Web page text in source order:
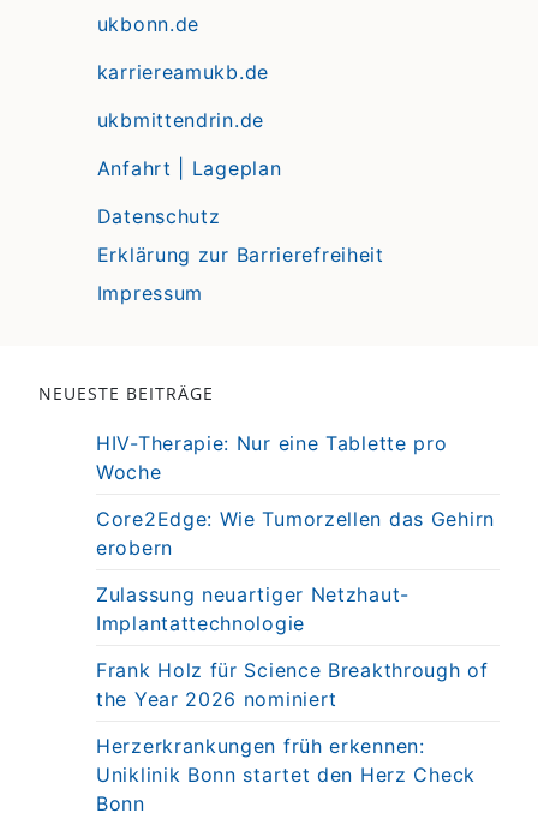
ukbonn.de
karriereamukb.de
ukbmittendrin.de
Anfahrt | Lageplan
Datenschutz
Erklärung zur Barrierefreiheit
Impressum
NEUESTE BEITRÄGE
HIV-Therapie: Nur eine Tablette pro
Woche
Core2Edge: Wie Tumorzellen das Gehirn
erobern
Zulassung neuartiger Netzhaut-
Implantattechnologie
Frank Holz für Science Breakthrough of
the Year 2026 nominiert
Herzerkrankungen früh erkennen:
Uniklinik Bonn startet den Herz Check
Bonn